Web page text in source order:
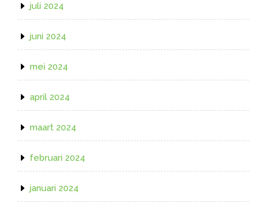
juli 2024
juni 2024
mei 2024
april 2024
maart 2024
februari 2024
januari 2024